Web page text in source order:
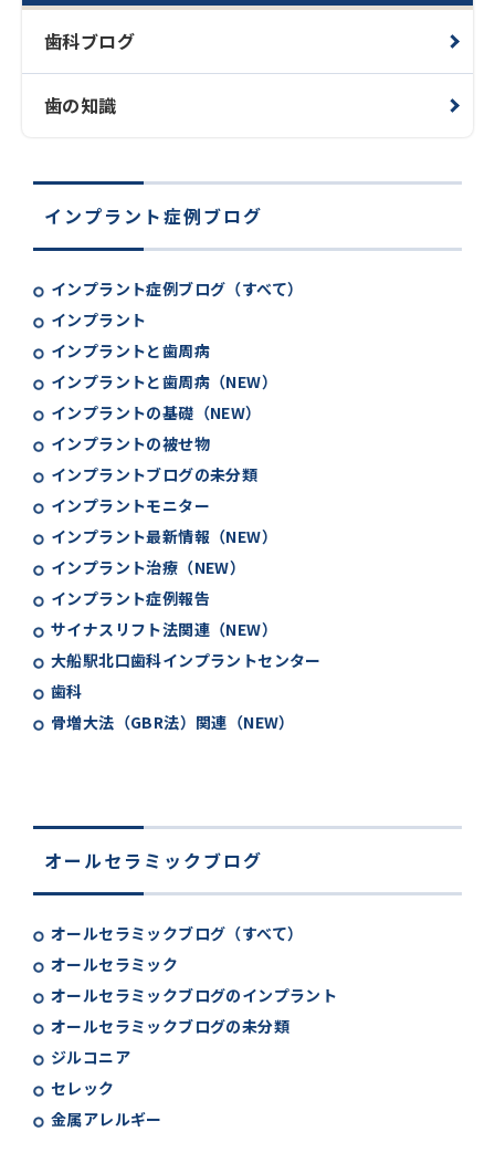
歯科ブログ
歯の知識
インプラント症例ブログ
インプラント症例ブログ（すべて）
インプラント
インプラントと歯周病
インプラントと歯周病（NEW）
インプラントの基礎（NEW）
インプラントの被せ物
インプラントブログの未分類
インプラントモニター
インプラント最新情報（NEW）
インプラント治療（NEW）
インプラント症例報告
サイナスリフト法関連（NEW）
大船駅北口歯科インプラントセンター
歯科
骨増大法（GBR法）関連（NEW）
オールセラミックブログ
オールセラミックブログ（すべて）
オールセラミック
オールセラミックブログのインプラント
オールセラミックブログの未分類
ジルコニア
セレック
金属アレルギー